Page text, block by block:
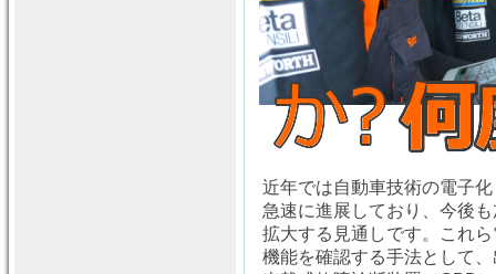
近年では自動車技術の電子化
急速に進展しており、今後も
拡大する見通しです。これら
機能を確認する手法として、